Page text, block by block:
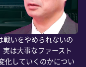
いをやめられないの
は大事なファースト
化していくのかについ